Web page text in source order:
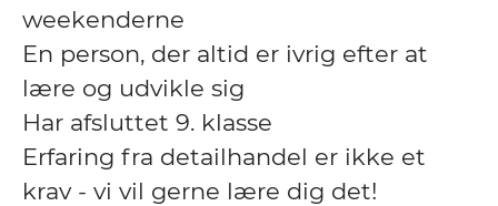
weekenderne
En person, der altid er ivrig efter at
lære og udvikle sig
Har afsluttet 9. klasse
Erfaring fra detailhandel er ikke et
krav - vi vil gerne lære dig det!